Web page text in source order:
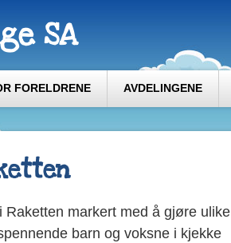
SA
FORELDRENE AVDELINGENE
markert med å gjøre ulike
barn og voksne i kjekke